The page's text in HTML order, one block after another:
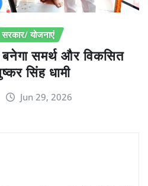
सरकार/ योजनाएं
समर्थ और विकसित
सिंह धामी
Jun 29, 2026